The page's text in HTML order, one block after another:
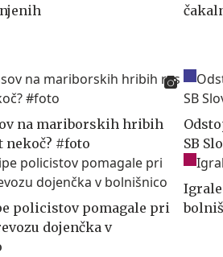
na mariborskih hribih
nekoč? #foto
SB
policistov pomagale pri
dojenčka v